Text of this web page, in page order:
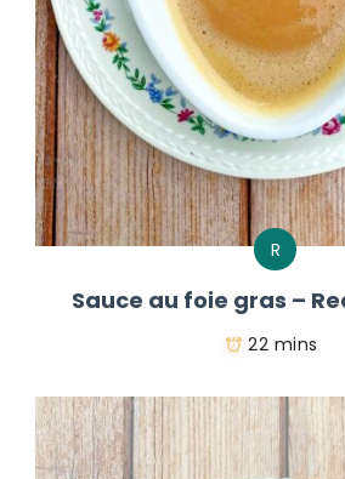
R
Sauce au foie gras –
22 mins